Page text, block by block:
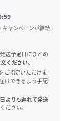
ャンペーンが継続
送予定日にまとめ
ください。
ご指定いただけま
けできるよう手配
よりも遅れて発送
ださい。